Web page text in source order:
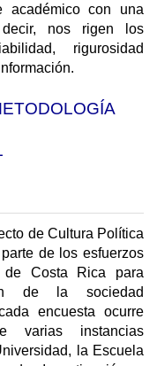
académico con una
decir, nos rigen los
rigurosidad
de Cultura Política
de los esfuerzos
de Costa Rica para
de la sociedad
encuesta ocurre
varias instancias
la Escuela